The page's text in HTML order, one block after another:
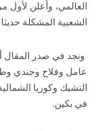
العالمي، وأعلن لأول
الشعبية المشكلة حديثا عام
عامل وفلاح وجندي
التشيك وكوريا
في بكين.